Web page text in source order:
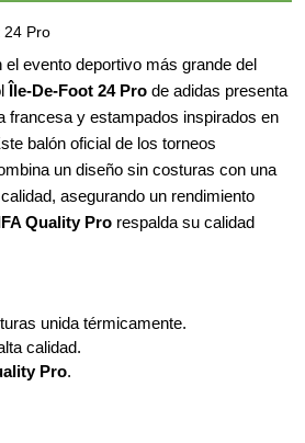
24 Pro
el evento deportivo más grande del
Île-De-Foot 24 Pro de adidas presenta
francesa y estampados inspirados en
balón oficial de los torneos
un diseño sin costuras con una
asegurando un rendimiento
Quality Pro respalda su calidad
unida térmicamente.
calidad.
Pro.